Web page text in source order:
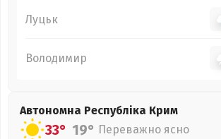
Луцьк
Володимир
Автономна Республіка Крим
33° 19° Переважно ясно